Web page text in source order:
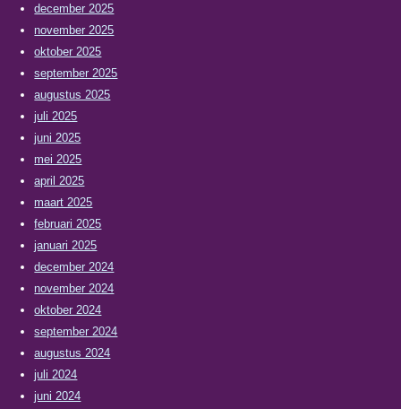
december 2025
november 2025
oktober 2025
september 2025
augustus 2025
juli 2025
juni 2025
mei 2025
april 2025
maart 2025
februari 2025
januari 2025
december 2024
november 2024
oktober 2024
september 2024
augustus 2024
juli 2024
juni 2024